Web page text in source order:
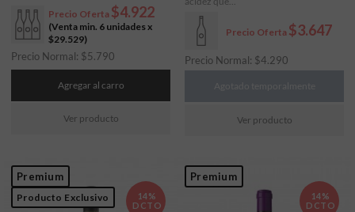
(Venta min. 6 unidades x
$29.529)
Precio Oferta $4.922
Precio Normal: $5.790
Agregar al carro
Ver producto
Precio Oferta $3.647
Precio Normal: $4.290
Agotado temporalmente
Ver producto
Premium
Producto Exclusivo
14%
DCTO
Premium
14%
DCTO